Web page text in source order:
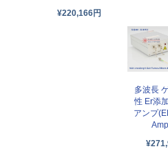
¥220,166円
多波長
性 Er添
アンプ